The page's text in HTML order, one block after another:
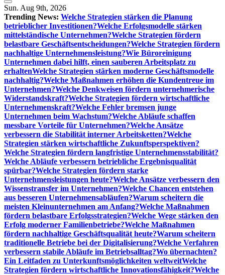
Sun. Aug 9th, 2026
Trending News: Welche Strategien stärken die Planung
betrieblicher Investitionen?Welche Erfolgsmodelle stärken
mittelständische Unternehmen?Welche Strategien fördern
belastbare Geschäftsentscheidungen?Welche Strategien fördern
nachhaltige Unternehmensleistung?Wie Büroreinigung
Unternehmen dabei hilft, einen sauberen Arbeitsplatz zu
erhaltenWelche Strategien stärken moderne Geschäftsmodelle
nachhaltig?Welche Maßnahmen erhöhen die Kundentreue im
Unternehmen?Welche Denkweisen fördern unternehmerische
Widerstandskraft?Welche Strategien fördern wirtschaftliche
Unternehmenskraft?Welche Fehler bremsen junge
Unternehmen beim Wachstum?Welche Abläufe schaffen
messbare Vorteile für Unternehmen?Welche Ansätze
verbessern die Stabilität interner Arbeitsketten?Welche
Strategien stärken wirtschaftliche Zukunftsperspektiven?
Welche Strategien fördern langfristige Unternehmensstabilität?
Welche Abläufe verbessern betriebliche Ergebnisqualität
spürbar?Welche Strategien fördern starke
Unternehmensleistungen heute?Welche Ansätze verbessern den
Wissenstransfer im Unternehmen?Welche Chancen entstehen
aus besseren Unternehmensabläufen?Warum scheitern die
meisten Kleinunternehmen am Anfang?Welche Maßnahmen
fördern belastbare Erfolgsstrategien?Welche Wege stärken den
Erfolg moderner Familienbetriebe?Welche Maßnahmen
fördern nachhaltige Geschäftsqualität heute?Warum scheitern
traditionelle Betriebe bei der Digitalisierung?Welche Verfahren
verbessern stabile Abläufe im Betriebsalltag?Wo übernachten?
Ein Leitfaden zu Unterkunftsmöglichkeiten weltweitWelche
Strategien fördern wirtschaftliche Innovationsfähigkeit?Welche